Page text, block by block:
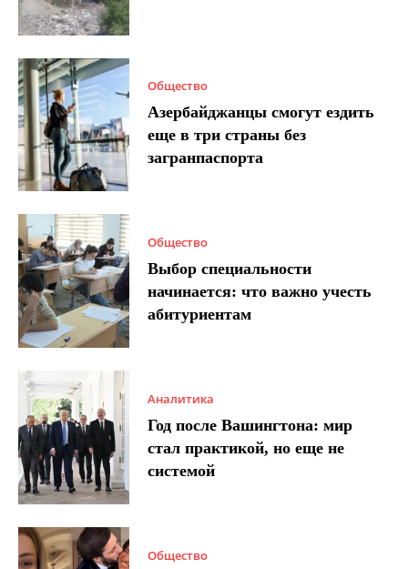
Общество
Азербайджанцы смогут ездить
еще в три страны без
загранпаспорта
Общество
Выбор специальности
начинается: что важно учесть
абитуриентам
Аналитика
Год после Вашингтона: мир
стал практикой, но еще не
системой
Общество